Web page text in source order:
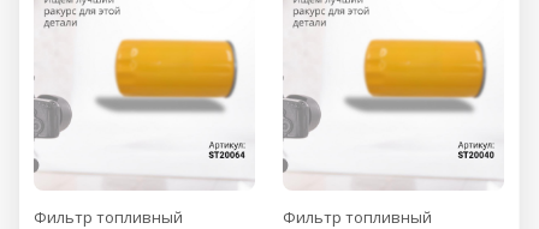
Фильтр топливный
Фильтр топливный